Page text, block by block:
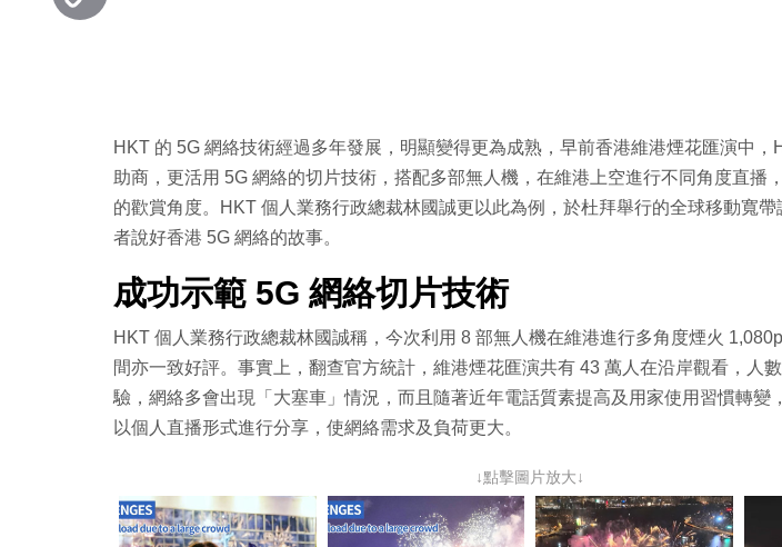
HKT 的 5G 網絡技術經過多年發展，明顯變得更為成熟，早前香港維港煙花匯演中，
助商，更活用 5G 網絡的切片技術，搭配多部無人機，在維港上空進行不同角度直播
的歡賞角度。HKT 個人業務行政總裁林國誠更以此為例，於杜拜舉行的全球移動寬
者說好香港 5G 網絡的故事。
成功示範 5G 網絡切片技術
HKT 個人業務行政總裁林國誠稱，今次利用 8 部無人機在維港進行多角度煙火
間亦一致好評。事實上，翻查官方統計，維港煙花龨演共有 43 萬人在沿岸觀看，人
驗，網絡多會出現「大塞車」情況，而且隨著近年電話質素提高及用家使用習慣轉變
以個人直播形式進行分享，使網絡需求及負荷更大。
↓點擊圖片放大↓